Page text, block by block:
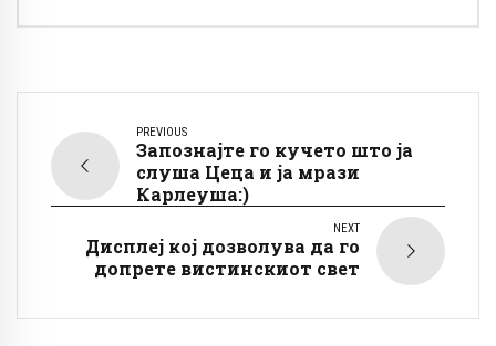
PREVIOUS
Запознајте го кучето што ја
слуша Цеца и ја мрази
Карлеуша:)
NEXT
Дисплеј кој дозволува да го
допрете вистинскиот свет